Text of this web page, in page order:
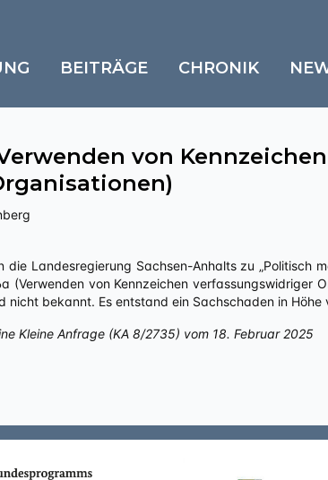
BEITRÄGE CHRONIK
von Kennzeichen
(Verwenden von Kennzeichen verfassungswidriger
bekannt. Es entstand ein Sachschaden in Höhe
Kleine Anfrage (KA 8/2735) vom 18. Februar 2025